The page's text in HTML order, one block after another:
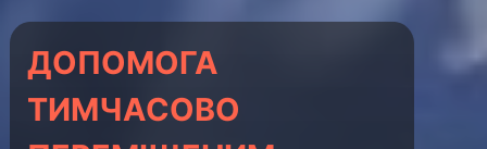
Розповідають
волонтери